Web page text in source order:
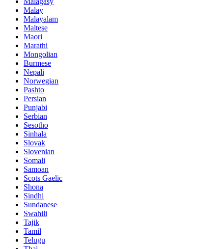
Malay
Malayalam
Maltese
Maori
Marathi
Mongolian
Burmese
Nepali
Norwegian
Pashto
Persian
Punjabi
Serbian
Sesotho
Sinhala
Slovak
Slovenian
Somali
Samoan
Scots Gaelic
Shona
Sindhi
Sundanese
Swahili
Tajik
Tamil
Telugu